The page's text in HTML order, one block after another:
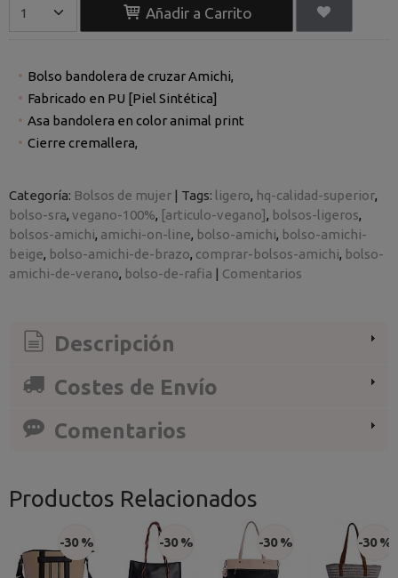
Añadir a Carrito
Bolso bandolera de cruzar Amichi,
Fabricado en PU [Piel Sintética]
Asa bandolera en color animal print
Cierre cremallera,
Categoría: Bolsos de mujer | Tags: ligero hq-calidad-superior
bolso-sra vegano-100% [articulo-vegano]
bolsos-ligeros
bolsos-amichi amichi-on-line bolso-amichi bolso-amichi-
beige bolso-amichi-de-brazo comprar-bolsos-amichi bolso-
amichi-de-verano bolso-de-rafia | Comentarios
Descripción
Costes de Envío
Comentarios
Productos Relacionados
-30 % -30 % -30 % -30 %